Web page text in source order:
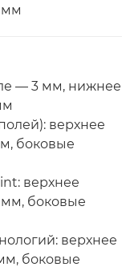
мм
— 3 мм, нижнее
верхнее
боковые
верхнее
боковые
верхнее
боковые